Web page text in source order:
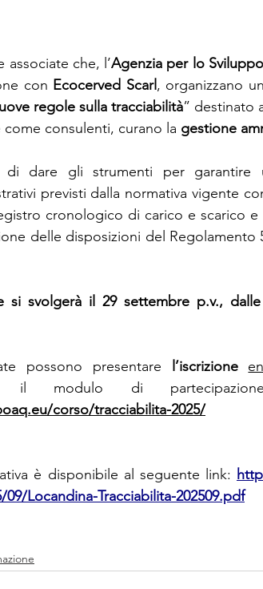
associate che, l’Agenzia per lo
con Ecocerved Scarl, organizzano
regole sulla tracciabilità” destinato
consulenti, curano la gestione
di dare gli strumenti per garantire
previsti dalla normativa vigente
cronologico di carico e scarico
delle disposizioni del Regolamento
si svolgerà il 29 settembre p.v.,
possono presentare l’iscrizione
corso/tracciabilita-2025/
è disponibile al seguente link:
Locandina-Tracciabilita-202509.pdf